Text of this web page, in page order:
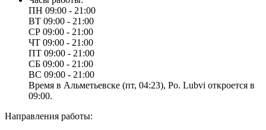
ПН 09:00 - 21:00
ВТ 09:00 - 21:00
СР 09:00 - 21:00
ЧТ 09:00 - 21:00
ПТ 09:00 - 21:00
СБ 09:00 - 21:00
ВС 09:00 - 21:00
Время в Альметьевске (пт, 04:23), Po. Lubvi откроется в
09:00.
Направления работы: